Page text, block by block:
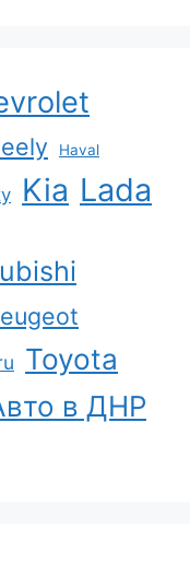
Haval
Kia Lada
Toyota
в ДНР